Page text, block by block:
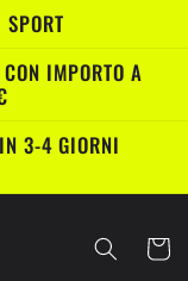
IMPORTO A
3-4 GIORNI
Carrello